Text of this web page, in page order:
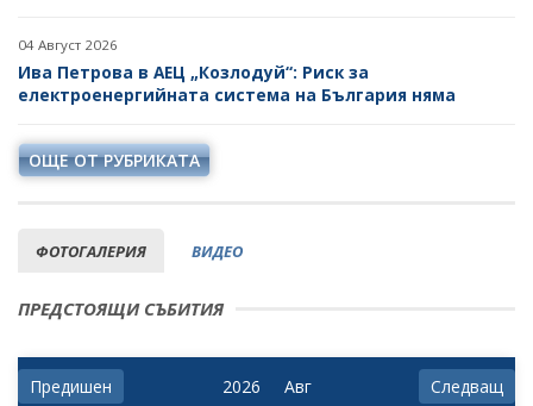
04 Август 2026
Ива Петрова в АЕЦ „Козлодуй“: Риск за
електроенергийната система на България няма
ОЩЕ ОТ РУБРИКАТА
ФОТОГАЛЕРИЯ ВИДЕО
ПРЕДСТОЯЩИ СЪБИТИЯ
Предишен Следващ